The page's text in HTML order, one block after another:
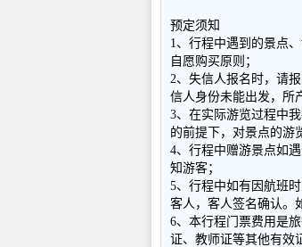
预定须知
1、行程中遇到的景点
自愿购买原则；
2、失信人报名时，请
信人身份未能出发，所
3、在实际游览过程中
的前提下，对景点的游
4、行程中赠游景点如
知游客；
5、行程中如有因航班
客人，客人签名确认。
6、本行程门票费用是
证、教师证等其他有效